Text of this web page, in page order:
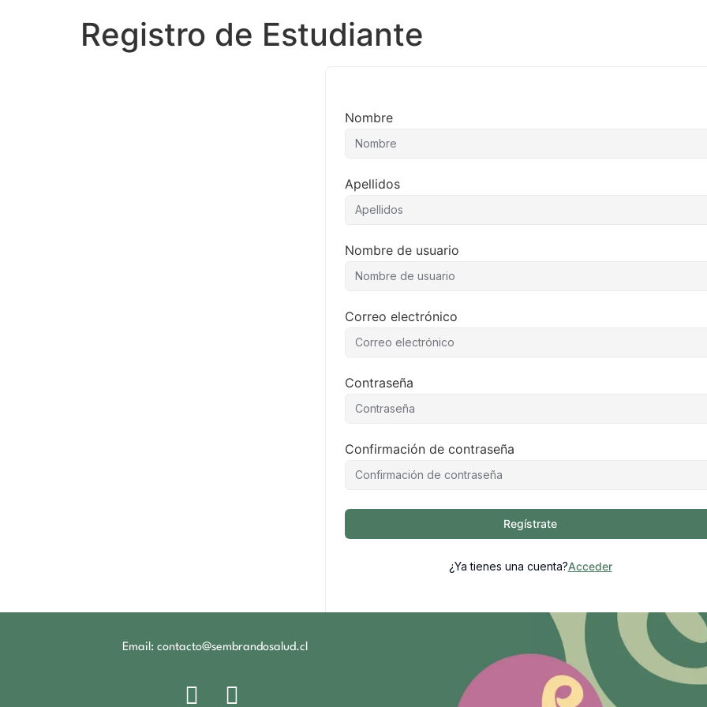
Registro de Estudiante
Nombre
Apellidos
Nombre de usuario
Correo electrónico
Contraseña
Confirmación de contraseña
Regístrate
¿Ya tienes una cuenta?Acceder
Email: contacto@sembrandosalud.cl